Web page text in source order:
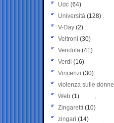
Udc (64)
Università (128)
V-Day (2)
Veltroni (30)
Vendola (41)
Verdi (16)
Vincenzi (30)
violenza sulle donne
Web (1)
Zingaretti (10)
zingari (14)